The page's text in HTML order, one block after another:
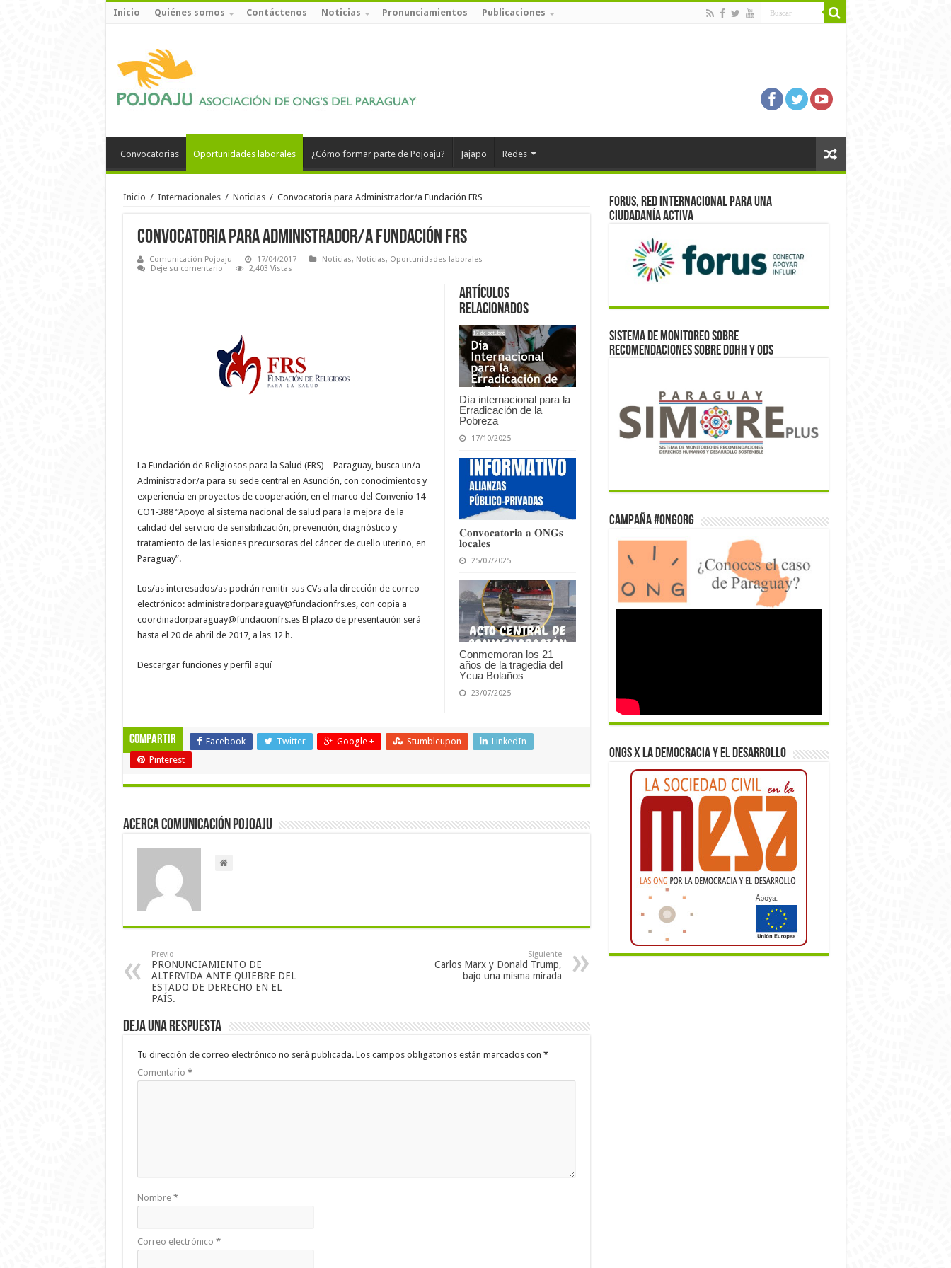
Inicio Quiénes somos Contáctenos Noticias Pronunciamientos Publicaciones
Convocatorias Oportunidades laborales ¿Cómo formar parte de Pojoaju? Jajapo Redes
Inicio / Internacionales / Noticias / Convocatoria para Administrador/a Fundación FRS
Convocatoria para Administrador/a Fundación FRS
Comunicación Pojoaju 17/04/2017 Noticias, Noticias, Oportunidades laborales
Deje su comentario
2,403 Vistas
Artículos
relacionados
Día internacional para la
Erradicación de la
Pobreza
17/10/2025
𝐂𝐨𝐧𝐯𝐨𝐜𝐚𝐭𝐨𝐫𝐢𝐚 𝐚 𝐎𝐍𝐆𝐬
𝐥𝐨𝐜𝐚𝐥𝐞𝐬
25/07/2025
Conmemoran los 21
años de la tragedia del
Ycua Bolaños
23/07/2025
La Fundación de Religiosos para la Salud (FRS) – Paraguay, busca un/a
Administrador/a para su sede central en Asunción, con conocimientos y
experiencia en proyectos de cooperación, en el marco del Convenio 14-
CO1-388 “Apoyo al sistema nacional de salud para la mejora de la
calidad del servicio de sensibilización, prevención, diagnóstico y
tratamiento de las lesiones precursoras del cáncer de cuello uterino, en
Paraguay”.
Los/as interesados/as podrán remitir sus CVs a la dirección de correo
electrónico: administradorparaguay@fundacionfrs.es, con copia a
coordinadorparaguay@fundacionfrs.esEl plazo de presentación será
hasta el 20 de abril de 2017, a las 12 h.
Descargar funciones y perfil aquí
Compartir Facebook Twitter Google + Stumbleupon
LinkedIn
Pinterest
Acerca Comunicación Pojoaju
Previo
PRONUNCIAMIENTO DE
ALTERVIDA ANTE QUIEBRE DEL
ESTADO DE DERECHO EN EL
PAÍS.
Siguiente
Carlos Marx y Donald Trump,
bajo una misma mirada
Deja una respuesta
Tu dirección de correo electrónico no será publicada. Los campos obligatorios están marcados con *
Comentario *
Nombre *
Correo electrónico *
Forus, red internacional para una
ciudadanía activa
Sistema de monitoreo sobre
recomendaciones sobre DDHH y ODS
Campaña #ONGorg
ONGs x la democracia y el desarrollo